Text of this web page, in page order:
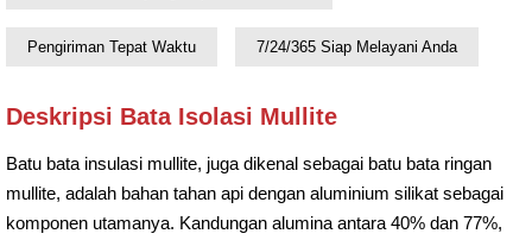
Pengiriman Tepat Waktu 7/24/365 Siap Melayani Anda
Deskripsi Bata Isolasi Mullite
Batu bata insulasi mullite, juga dikenal sebagai batu bata ringan
mullite, adalah bahan tahan api dengan aluminium silikat sebagai
komponen utamanya. Kandungan alumina antara 40% dan 77%,